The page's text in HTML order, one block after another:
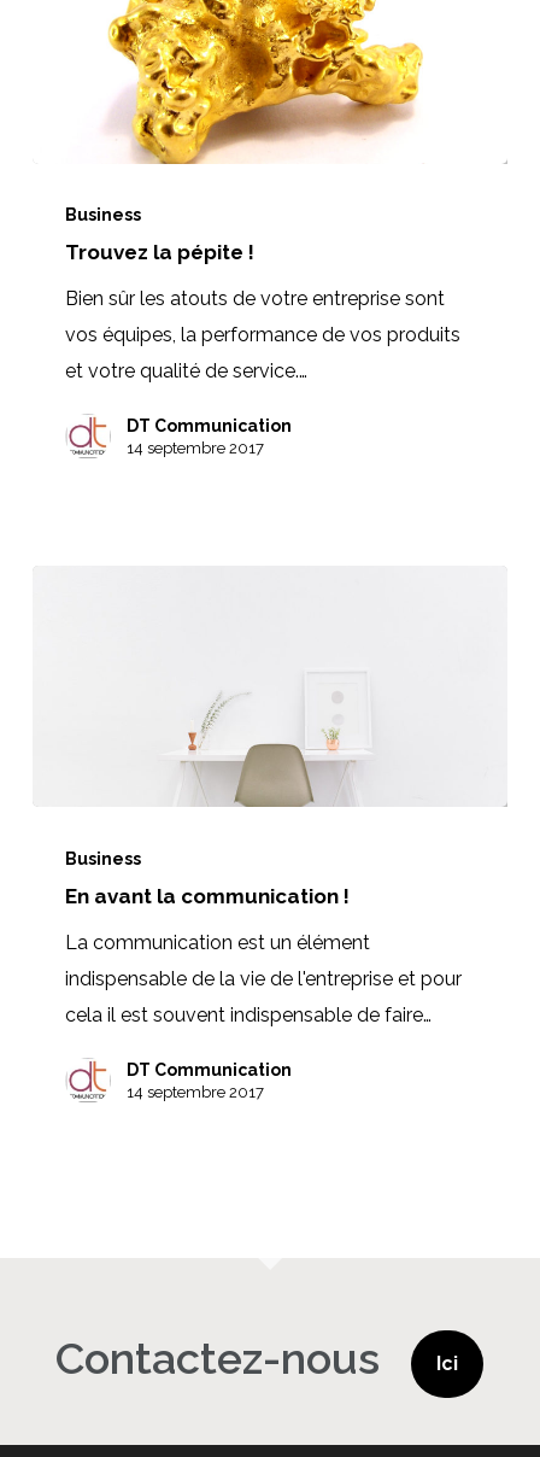
pépite
Business
Trouvez la pépite !
Bien sûr les atouts de votre entreprise sont
vos équipes, la performance de vos produits
et votre qualité de service.…
DT Communication
14 septembre 2017
avant
communication
Business
En avant la communication !
La communication est un élément
indispensable de la vie de l'entreprise et pour
cela il est souvent indispensable de faire…
DT Communication
14 septembre 2017
Contactez-nous Ici